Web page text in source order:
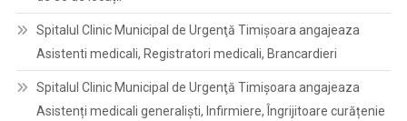
Spitalul Clinic Municipal de Urgenţă Timişoara angajeaza
Asistenti medicali, Registratori medicali, Brancardieri
Spitalul Clinic Municipal de Urgenţă Timişoara angajeaza
Asistenți medicali generaliști, Infirmiere, Îngrijitoare curățenie